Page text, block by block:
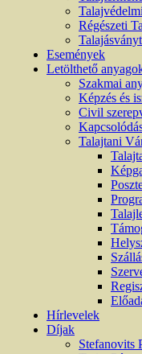
Régészeti
Események
Letölthető
Szakmai
Képzés és
Civil
Talajtani
Hírlevelek
Díjak
Stefanovits